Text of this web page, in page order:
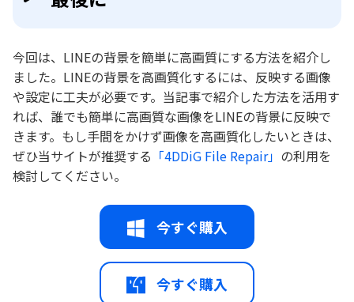
今回は、LINEの背景を簡単に高画質にする方法を紹介し
ました。LINEの背景を高画質化するには、反映する画像
や設定に工夫が必要です。当記事で紹介した方法を活用す
れば、誰でも簡単に高画質な画像をLINEの背景に反映で
きます。もし手間をかけず画像を高画質化したいときは、
ぜひ当サイトが推奨する 「4DDiG File Repair」 の利用を
検討してください。
今すぐ購入
今すぐ購入